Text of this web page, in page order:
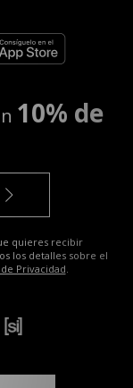
10% de
quieres recibir
los detalles sobre el
Privacidad.